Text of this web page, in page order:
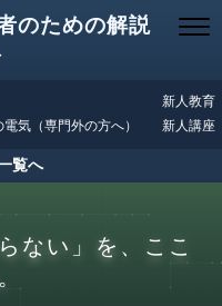
のための解説
気（専門外の方へ）
新人教育
新人講座
覧へ
ない」を、ここ